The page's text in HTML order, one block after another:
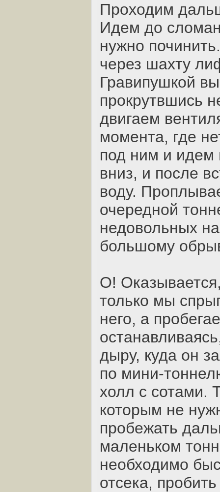
Проходим
Идем до
нужно
через шахту
Гравипушкой
прокрутвшись
двигаем
момента, где
под ним и
вниз, и после
воду.
очередной
недовольных
большому
О!
только мы
него, а
дыру, куда он
по мини-
холл с сотами.
которым не
пробежать
маленьком
необходимо
отсека,